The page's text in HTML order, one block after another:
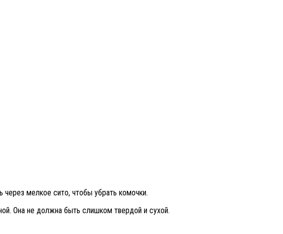
через мелкое сито, чтобы убрать комочки.
Она не должна быть слишком твердой и сухой.